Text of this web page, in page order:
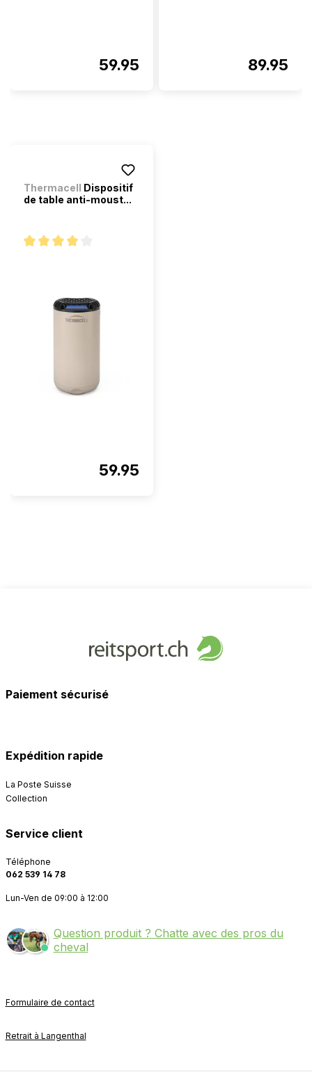
59.95 89.95
Thermacell Dispositif
de table anti-moust...
59.95
Paiement sécurisé
Expédition rapide
La Poste Suisse
Collection
Service client
Téléphone
062 539 14 78
Lun-Ven de 09:00 à 12:00
Question produit ? Chatte avec des pros du
cheval
Formulaire de contact
Retrait à Langenthal